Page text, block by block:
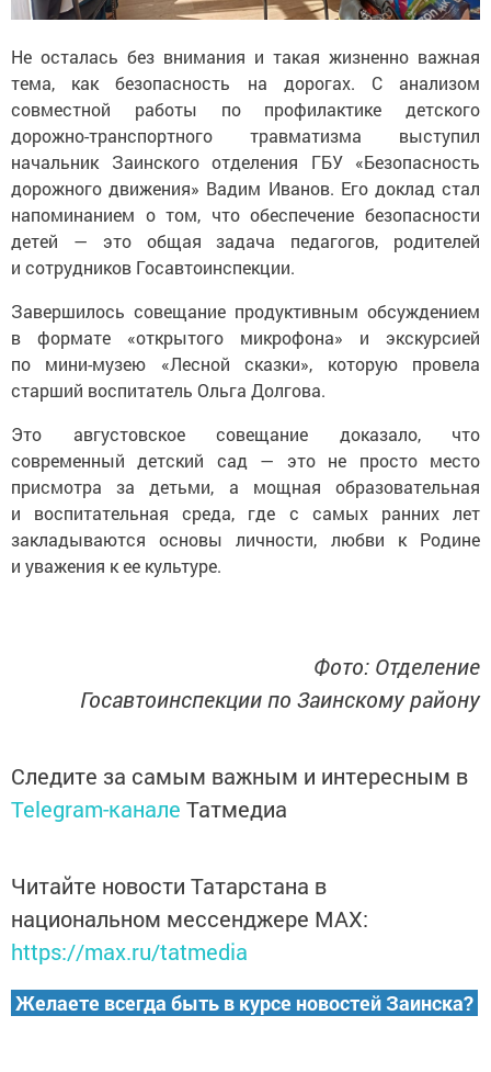
Не осталась без внимания и такая жизненно важная
тема, как безопасность на дорогах. С анализом
совместной работы по профилактике детского
дорожно-транспортного травматизма выступил
начальник Заинского отделения ГБУ «Безопасность
дорожного движения» Вадим Иванов. Его доклад стал
напоминанием о том, что обеспечение безопасности
детей — это общая задача педагогов, родителей
и сотрудников Госавтоинспекции.
Завершилось совещание продуктивным обсуждением
в формате «открытого микрофона» и экскурсией
по мини-музею «Лесной сказки», которую провела
старший воспитатель Ольга Долгова.
Это августовское совещание доказало, что
современный детский сад — это не просто место
присмотра за детьми, а мощная образовательная
и воспитательная среда, где с самых ранних лет
закладываются основы личности, любви к Родине
и уважения к ее культуре.
Фото: Отделение
Госавтоинспекции по Заинскому району
Следите за самым важным и интересным в
Telegram-канале Татмедиа
Читайте новости Татарстана в
национальном мессенджере MАХ:
https://max.ru/tatmedia
Желаете всегда быть в курсе новостей Заинска?